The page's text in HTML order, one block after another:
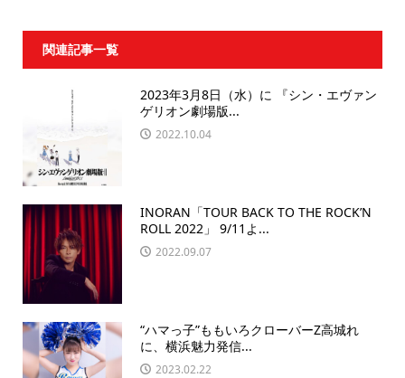
関連記事一覧
2023年3月8日（水）に 『シン・エヴァン
ゲリオン劇場版...
2022.10.04
INORAN「TOUR BACK TO THE ROCK’N
ROLL 2022」 9/11よ...
2022.09.07
“ハマっ子”ももいろクローバーZ高城れ
に、横浜魅力発信...
2023.02.22